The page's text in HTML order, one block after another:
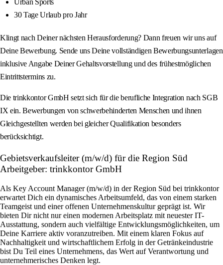
Urban Sports
30 Tage Urlaub pro Jahr
Klingt nach Deiner nächsten Herausforderung? Dann freuen wir uns auf
Deine Bewerbung. Sende uns Deine vollständigen Bewerbungsunterlagen
inklusive Angabe Deiner Gehaltsvorstellung und des frühestmöglichen
Eintrittstermins zu.
Die trinkkontor GmbH setzt sich für die berufliche Integration nach SGB
IX ein. Bewerbungen von schwerbehinderten Menschen und ihnen
Gleichgestellten werden bei gleicher Qualifikation besonders
berücksichtigt.
Gebietsverkaufsleiter (m/w/d) für die Region Süd
Arbeitgeber: trinkkontor GmbH
Als Key Account Manager (m/w/d) in der Region Süd bei trinkkontor
erwartet Dich ein dynamisches Arbeitsumfeld, das von einem starken
Teamgeist und einer offenen Unternehmenskultur geprägt ist. Wir
bieten Dir nicht nur einen modernen Arbeitsplatz mit neuester IT-
Ausstattung, sondern auch vielfältige Entwicklungsmöglichkeiten, um
Deine Karriere aktiv voranzutreiben. Mit einem klaren Fokus auf
Nachhaltigkeit und wirtschaftlichem Erfolg in der Getränkeindustrie
bist Du Teil eines Unternehmens, das Wert auf Verantwortung und
unternehmerisches Denken legt.